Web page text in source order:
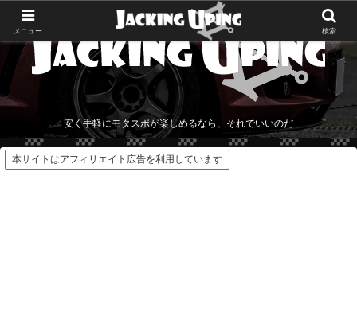
安く手軽にモタスポが楽しめるなら、それでいいのだ
本サイトはアフィリエイト広告を利用しています
メニュー 検索